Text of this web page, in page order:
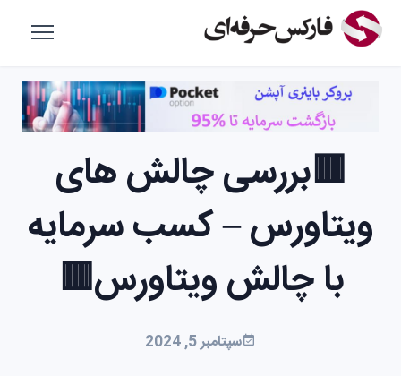
🟥بررسی چالش های
ویتاورس – کسب سرمایه
با چالش ویتاورس🟥
سپتامبر 5, 2024